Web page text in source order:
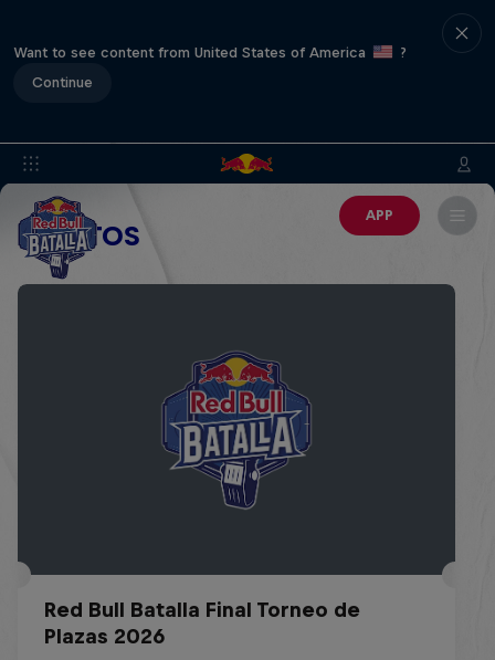
Want to see content from United States of America
?
Continue
APP
EVENTOS
Red Bull Batalla Final Torneo de
Plazas 2026